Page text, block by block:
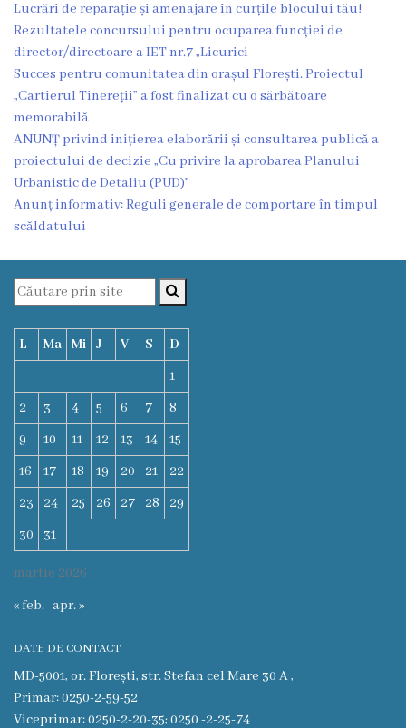
Consiliul
Secretar
Consilieri
Regulamentul
Consiliului
Consiliului
online
Deciziile
Consiliului
Procese-
verbale
ale
Consiliului
Ședințe
online
Floreşti
Lucrări de reparație și amenajare în curțile blocului tău!
Rezultatele concursului pentru ocuparea funcției de
director/directoare a IET nr.7 „Licurici
Succes pentru comunitatea din orașul Florești. Proiectul
„Cartierul Tinereții” a fost finalizat cu o sărbătoare
memorabilă
ANUNȚ privind inițierea elaborării și consultarea publică a
proiectului de decizie „Cu privire la aprobarea Planului
Urbanistic de Detaliu (PUD)”
Anunț informativ: Reguli generale de comportare în timpul
scăldatului
martie 2026
L Ma Mi J V S
D
1
2
3 4 5 6 7
8
9
10 11 12 13 14
15
16
17 18 19 20 21
22
23
24 25 26 27 28
29
30
31
« feb. apr. »
DATE DE CONTACT
MD-5001, or. Florești, str. Stefan cel Mare 30 A ,
Primar: 0250-2-59-52
Viceprimar: 0250-2-20-35; 0250 -2-25-74